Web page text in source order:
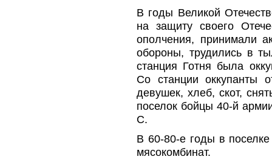
В годы Великой
на защиту своего
ополчения, принимали
обороны, трудились в
станция Готня была
Со станции оккупанты
девушек, хлеб, скот,
поселок бойцы 40-й
С.
В 60-80-е годы в
мясокомбинат.